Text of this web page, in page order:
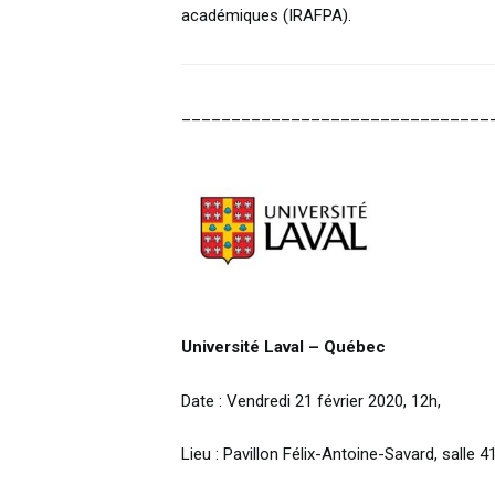
académiques (IRAFPA).
Université Laval – Québec
Date : Vendredi 21 février 2020, 12h,
Lieu : Pavillon Félix-Antoine-Savard, salle